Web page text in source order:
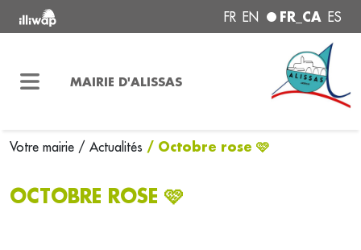
FR EN FR_CA ES
MAIRIE D'ALISSAS
Votre mairie / Actualités / Octobre rose 🩷
OCTOBRE ROSE 🩷